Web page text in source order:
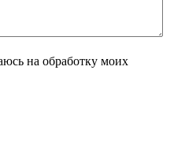
на обработку моих